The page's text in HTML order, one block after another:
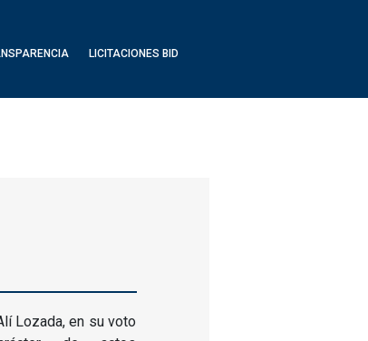
LICITACIONES BID
Lozada, en su voto